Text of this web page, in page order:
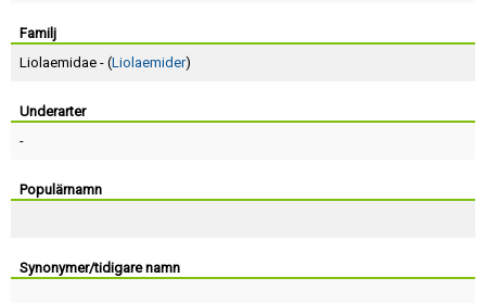
Familj
Liolaemidae - (Liolaemider)
Underarter
-
Populärnamn
Synonymer/tidigare namn
Terms of Service